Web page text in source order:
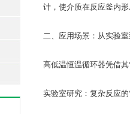
计，使介质在反应釜内
二、应用场景：从实验
高低温恒温循环器凭借
实验室研究：复杂反应的